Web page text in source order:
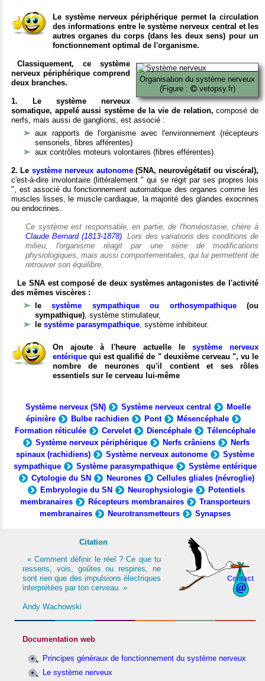
Le système nerveux périphérique permet la circulation
des informations entre le système nerveux central et les
autres organes du corps (dans les deux sens) pour un
fonctionnement optimal de l'organisme.
Organisation du système nerveux
(Figure :
vetopsy.fr)
Classiquement, ce système
nerveux périphérique comprend
deux branches.
1. Le système nerveux
somatique, appelé aussi système de la vie de relation, composé de
nerfs, mais aussi de ganglions, est associé :
aux rapports de l'organisme avec l'environnement (récepteurs
sensoriels, fibres afférentes)
aux contrôles moteurs volontaires (fibres efférentes).
2. Le système nerveux autonome(SNA, neurovégétatif ou viscéral),
c'est-à-dire involontaire (littéralement " qui se régit par ses propres lois
", est associé du fonctionnement automatique des organes comme les
muscles lisses, le muscle cardiaque, la majorité des glandes exocrines
ou endocrines.
Ce système est responsable, en partie, de l'homéostasie, chère à
Claude Bernard (1813-1878). Lors des variations des conditions de
milieu, l'organisme réagit par une série de modifications
physiologiques, mais aussi comportementales, qui lui permettent de
retrouver son équilibre.
Le SNA est composé de deux systèmes antagonistes de l'activité
des mêmes viscères :
lesystème sympathique ou orthosympathique(ou
sympathique), système stimulateur,
le système parasympathique, système inhibiteur.
On ajoute à l'heure actuelle le système nerveux
entérique qui est qualifié de " deuxième cerveau ", vu le
nombre de neurones qu'il contient et ses rôles
essentiels sur le cerveau lui-même
Système nerveux (SN) Système nerveux central
Moelle
épinière
Bulbe rachidien Pont
Mésencéphale
Formation réticulée
Cervelet Diencéphale
Télencéphale
Système nerveux périphérique
Nerfs crâniens
Nerfs
spinaux (rachidiens)
Système nerveux autonome
Système
sympathique
Système parasympathique
Système entérique
Cytologie du SN
Neurones
Cellules gliales (névroglie)
Embryologie du SN
Neurophysiologie
Potentiels
membranaires
Récepteurs membranaires
Transporteurs
membranaires
Neurotransmetteurs Synapses
Contact
Citation
« Comment définir le réel ? Ce que tu
ressens, vois, goûtes ou respires, ne
sont rien que des impulsions électriques
interprétées par ton cerveau. »
Andy Wachowski
Documentation web
Principes généraux de fonctionnement du système nerveux
Le système nerveux